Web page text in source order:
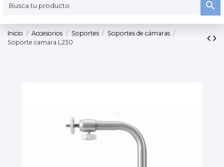
Inicio Accesorios Soportes
Soportes de cámaras
Soporte camara L230